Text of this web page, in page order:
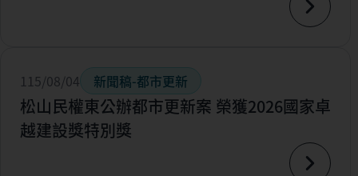
115/08/04 新聞稿-都市更新
松山民權東公辦都市更新案 榮獲2026國家卓
越建設獎特別獎